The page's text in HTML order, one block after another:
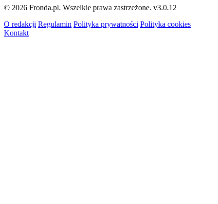
© 2026 Fronda.pl. Wszelkie prawa zastrzeżone. v3.0.12
O redakcji Regulamin Polityka prywatności Polityka cookies
Kontakt